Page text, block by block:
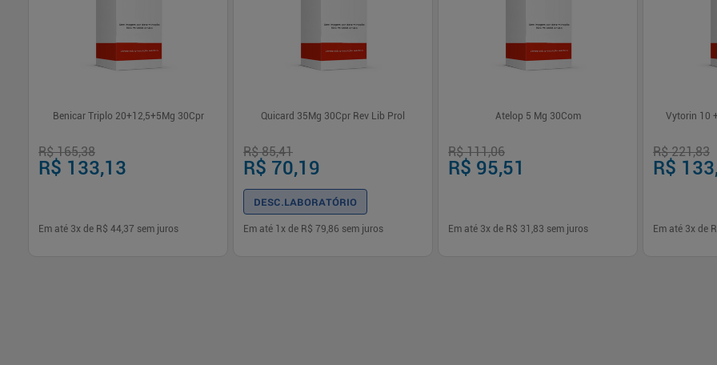
Benicar Triplo 20+12,5+5Mg 30Cpr
R$ 165,38
R$ 133,13
Em até 3x de R$ 44,37 sem juros
Quicard 35Mg 30Cpr Rev Lib Prol
R$ 85,41
R$ 70,19
DESC.LABORATÓRIO
Em até 1 x de R$ 79,86 sem juros
Atelop 5 Mg 30Com
R$ 111,06
R$ 95,51
Em até 3x de R$ 31,83 sem juros
Vytorin 10
R$ 221,83
R$
Em até 3x de